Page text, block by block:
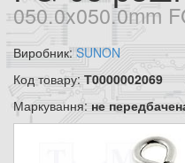
050.0x050.0mm
Виробник:SUNON
Код товару: Т0000002069
Маркування: не